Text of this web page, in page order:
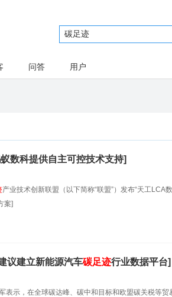
问答 用户
数科提供自主可控技术支持]
产业技术创新联盟（以下简称“联盟”）发布“天工
案]
议建立新能源汽车碳足迹行业数据平台]
表示，在全球碳达峰、碳中和目标和欧盟碳关税等